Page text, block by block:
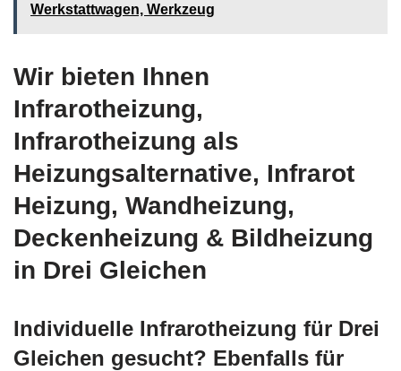
Werkstattwagen, Werkzeug
Wir bieten Ihnen
Infrarotheizung,
Infrarotheizung als
Heizungsalternative, Infrarot
Heizung, Wandheizung,
Deckenheizung & Bildheizung
in Drei Gleichen
Individuelle Infrarotheizung für Drei
Gleichen gesucht? Ebenfalls für